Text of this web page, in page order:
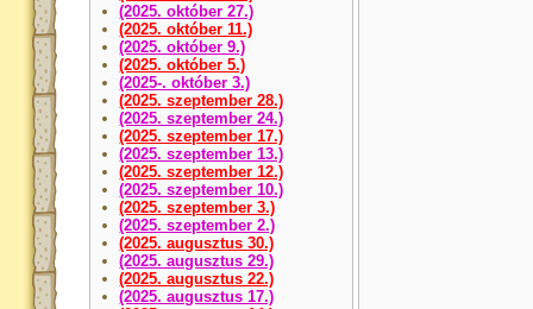
(2025. október 27.)
(2025. október 11.)
(2025. október 9.)
(2025. október 5.)
(2025-. október 3.)
(2025. szeptember 28.)
(2025. szeptember 24.)
(2025. szeptember 17.)
(2025. szeptember 13.)
(2025. szeptember 12.)
(2025. szeptember 10.)
(2025. szeptember 3.)
(2025. szeptember 2.)
(2025. augusztus 30.)
(2025. augusztus 29.)
(2025. augusztus 22.)
(2025. augusztus 17.)